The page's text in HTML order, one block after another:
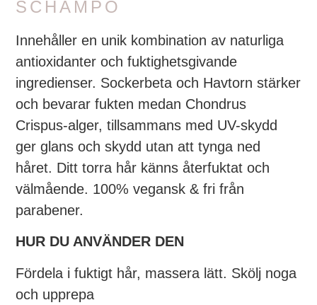
SCHAMPO
Innehåller en unik kombination av naturliga
antioxidanter och fuktighetsgivande
ingredienser. Sockerbeta och Havtorn stärker
och bevarar fukten medan Chondrus
Crispus-alger, tillsammans med UV-skydd
ger glans och skydd utan att tynga ned
håret. Ditt torra hår känns återfuktat och
välmående. 100% vegansk & fri från
parabener.
HUR DU ANVÄNDER DEN
Fördela i fuktigt hår, massera lätt. Skölj noga
och upprepa